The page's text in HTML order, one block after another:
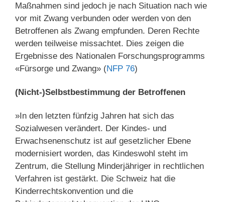
Maßnahmen sind jedoch je nach Situation nach wie
vor mit Zwang verbunden oder werden von den
Betroffenen als Zwang empfunden. Deren Rechte
werden teilweise missachtet. Dies zeigen die
Ergebnisse des Nationalen Forschungsprogramms
«Fürsorge und Zwang» (NFP 76)
(Nicht-)Selbstbestimmung der Betroffenen
»In den letzten fünfzig Jahren hat sich das
Sozialwesen verändert. Der Kindes- und
Erwachsenenschutz ist auf gesetzlicher Ebene
modernisiert worden, das Kindeswohl steht im
Zentrum, die Stellung Minderjähriger in rechtlichen
Verfahren ist gestärkt. Die Schweiz hat die
Kinderrechtskonvention und die